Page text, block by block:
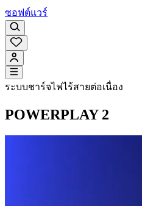
ซอฟต์แวร์
ระบบชาร์จไฟไร้สายต่อเนื่อง
POWERPLAY 2